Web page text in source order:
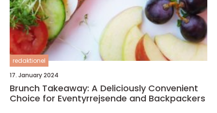
redaktionel
17. January 2024
Brunch Takeaway: A Deliciously Convenient
Choice for Eventyrrejsende and Backpackers